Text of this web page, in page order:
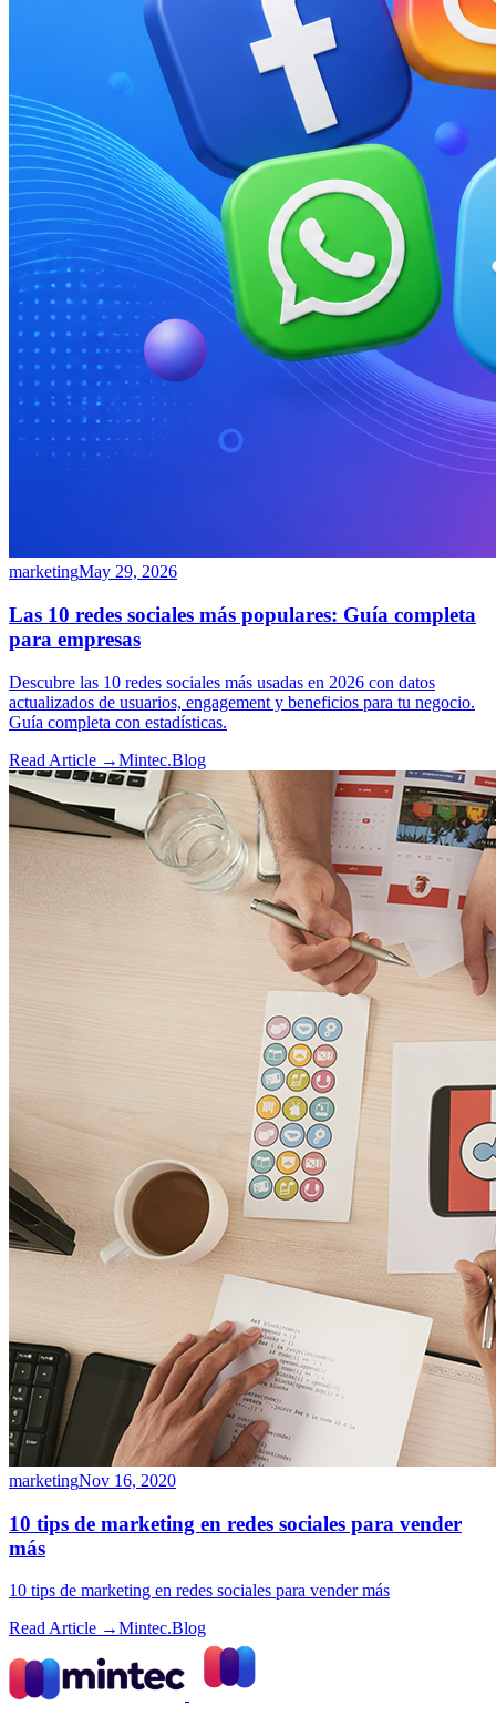
marketingMay 29, 2026
Las 10 redes sociales más populares: Guía completa
para empresas
Descubre las 10 redes sociales más usadas en 2026 con datos
actualizados de usuarios, engagement y beneficios para tu negocio.
Guía completa con estadísticas.
Read Article →Mintec.Blog
marketingNov 16, 2020
10 tips de marketing en redes sociales para vender
más
10 tips de marketing en redes sociales para vender más
Read Article →Mintec.Blog